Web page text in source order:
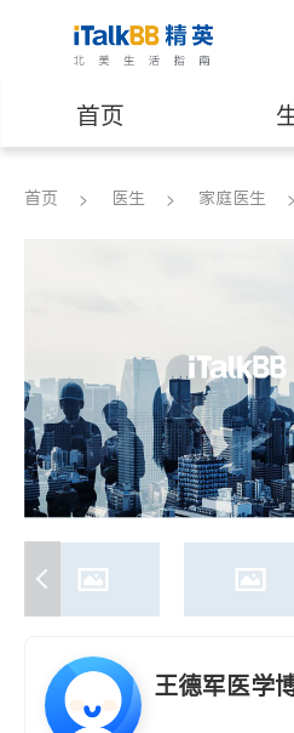
首页
医生
养老 非
首页 医生 家庭医生
王德军医学